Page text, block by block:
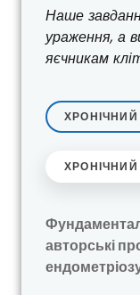
Наше
ураження, а
яєчникам
ХРОНІЧНИЙ
ХРОНІЧНИЙ
авторські